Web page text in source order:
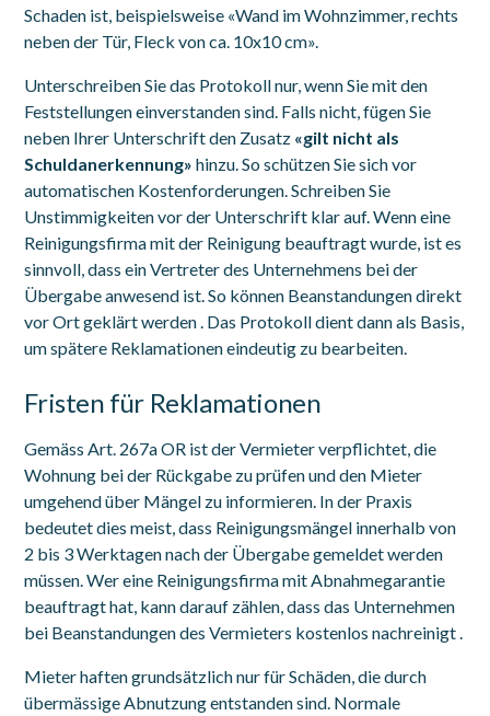
Schaden ist, beispielsweise «Wand im Wohnzimmer, rechts
neben der Tür, Fleck von ca. 10x10 cm».
Unterschreiben Sie das Protokoll nur, wenn Sie mit den
Feststellungen einverstanden sind. Falls nicht, fügen Sie
neben Ihrer Unterschrift den Zusatz «gilt nicht als
Schuldanerkennung» hinzu. So schützen Sie sich vor
automatischen Kostenforderungen. Schreiben Sie
Unstimmigkeiten vor der Unterschrift klar auf. Wenn eine
Reinigungsfirma mit der Reinigung beauftragt wurde, ist es
sinnvoll, dass ein Vertreter des Unternehmens bei der
Übergabe anwesend ist. So können Beanstandungen direkt
vor Ort geklärt werden . Das Protokoll dient dann als Basis,
um spätere Reklamationen eindeutig zu bearbeiten.
Fristen für Reklamationen
Gemäss Art. 267a OR ist der Vermieter verpflichtet, die
Wohnung bei der Rückgabe zu prüfen und den Mieter
umgehend über Mängel zu informieren. In der Praxis
bedeutet dies meist, dass Reinigungsmängel innerhalb von
2 bis 3 Werktagen nach der Übergabe gemeldet werden
müssen. Wer eine Reinigungsfirma mit Abnahmegarantie
beauftragt hat, kann darauf zählen, dass das Unternehmen
bei Beanstandungen des Vermieters kostenlos nachreinigt .
Mieter haften grundsätzlich nur für Schäden, die durch
übermässige Abnutzung entstanden sind. Normale